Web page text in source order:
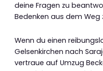
deine Fragen zu
Bedenken aus dem Weg
Wenn du einen
Gelsenkirchen nach
vertraue auf Umzug